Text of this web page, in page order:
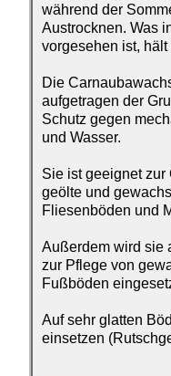
während der
Austrocknen. Was
vorgesehen ist,
Die
aufgetragen der
Schutz gegen
und Wasser.
Sie ist geeignet
geölte und
Fliesenböden und
Außerdem wird sie
zur Pflege von
Fußböden
Auf sehr glatten
einsetzen